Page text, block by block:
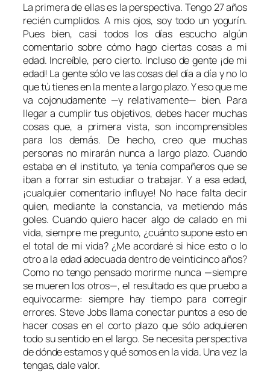
La primera de ellas es la perspectiva. Tengo 27 años
recién cumplidos. A mis ojos, soy todo un yogurín.
Pues bien, casi todos los días escucho algún
comentario sobre cómo hago ciertas cosas a mi
edad. Increíble, pero cierto. Incluso de gente ¡de mi
edad! La gente sólo ve las cosas del día a día y no lo
que tú tienes en la mente a largo plazo. Y eso que me
va cojonudamente —y relativamente— bien. Para
llegar a cumplir tus objetivos, debes hacer muchas
cosas que, a primera vista, son incomprensibles
para los demás. De hecho, creo que muchas
personas no mirarán nunca a largo plazo. Cuando
estaba en el instituto, ya tenía compañeros que se
iban a forrar sin estudiar o trabajar. Y a esa edad,
¡cualquier comentario influye! No hace falta decir
quien, mediante la constancia, va metiendo más
goles. Cuando quiero hacer algo de calado en mi
vida, siempre me pregunto, ¿cuánto supone esto en
el total de mi vida? ¿Me acordaré si hice esto o lo
otro a la edad adecuada dentro de veinticinco años?
Como no tengo pensado morirme nunca —siempre
se mueren los otros—, el resultado es que pruebo a
equivocarme: siempre hay tiempo para corregir
errores. Steve Jobs llama conectar puntos a eso de
hacer cosas en el corto plazo que sólo adquieren
todo su sentido en el largo. Se necesita perspectiva
de dónde estamos y qué somos en la vida. Una vez la
tengas, dale valor.